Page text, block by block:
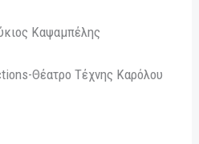
Καψαμπέλης
Θέατρο Τέχνης Καρόλου